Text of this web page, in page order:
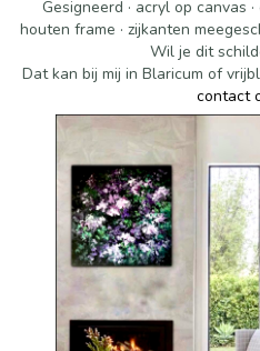
Gesigneerd · acryl op canvas
houten frame · zijkanten
Wil je dit
Dat kan bij mij in Blaricum of
contact